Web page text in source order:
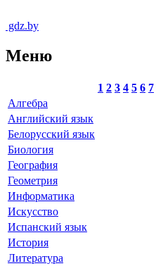
gdz.by
Меню
1 2 3 4 5 6 7
Алгебра
Английский язык
Белорусский язык
Биология
География
Геометрия
Информатика
Искусство
Испанский язык
История
Литература